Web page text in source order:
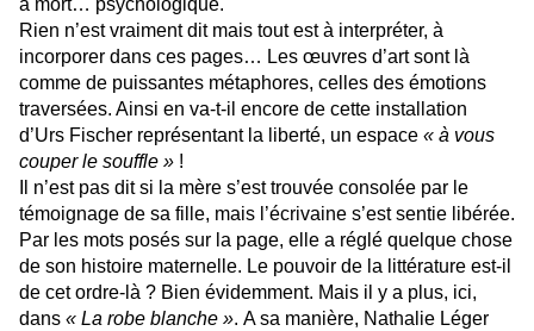
à mort… psychologique.
Rien n’est vraiment dit mais tout est à interpréter, à
incorporer dans ces pages… Les œuvres d’art sont là
comme de puissantes métaphores, celles des émotions
traversées. Ainsi en va-t-il encore de cette installation
d’Urs Fischer représentant la liberté, un espace « à vous
couper le souffle » !
Il n’est pas dit si la mère s’est trouvée consolée par le
témoignage de sa fille, mais l’écrivaine s’est sentie libérée.
Par les mots posés sur la page, elle a réglé quelque chose
de son histoire maternelle. Le pouvoir de la littérature est-il
de cet ordre-là ? Bien évidemment. Mais il y a plus, ici,
dans « La robe blanche ». A sa manière, Nathalie Léger